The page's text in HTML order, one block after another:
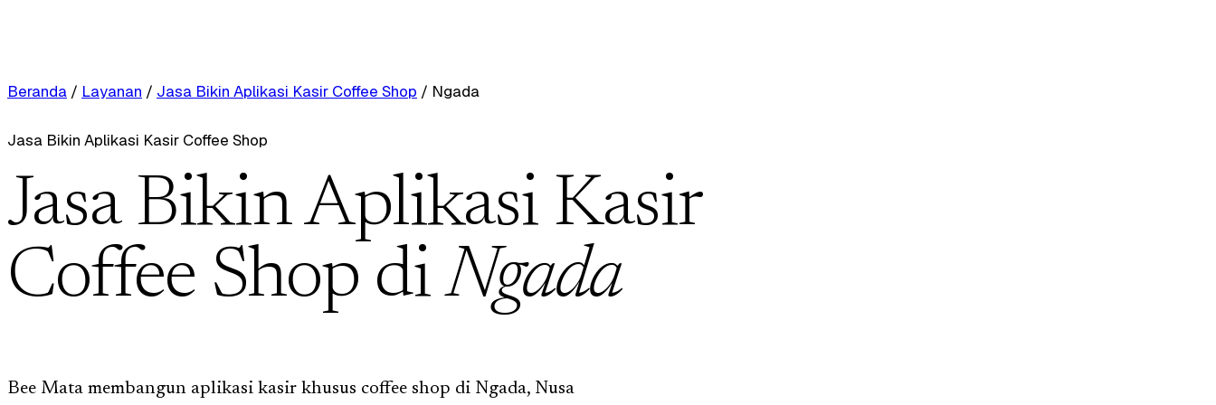
Beranda / Layanan / Jasa Bikin Aplikasi Kasir Coffee Shop / Ngada
Jasa Bikin Aplikasi Kasir Coffee Shop
Jasa Bikin Aplikasi Kasir
Coffee Shop diNgada
Bee Mata membangun aplikasi kasir khusus coffee shop di Ngada, Nusa